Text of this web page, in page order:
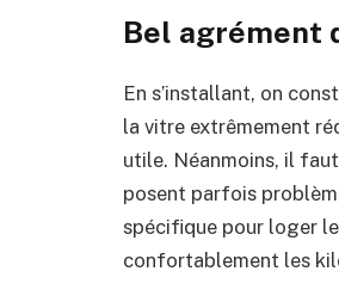
Bel agrément
En s’installant, on
la vitre extrêmement
utile. Néanmoins, il
posent parfois
spécifique pour loger
confortablement les